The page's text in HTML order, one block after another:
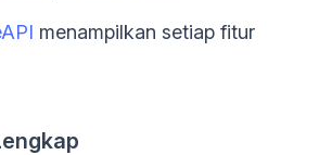
menampilkan setiap fitur